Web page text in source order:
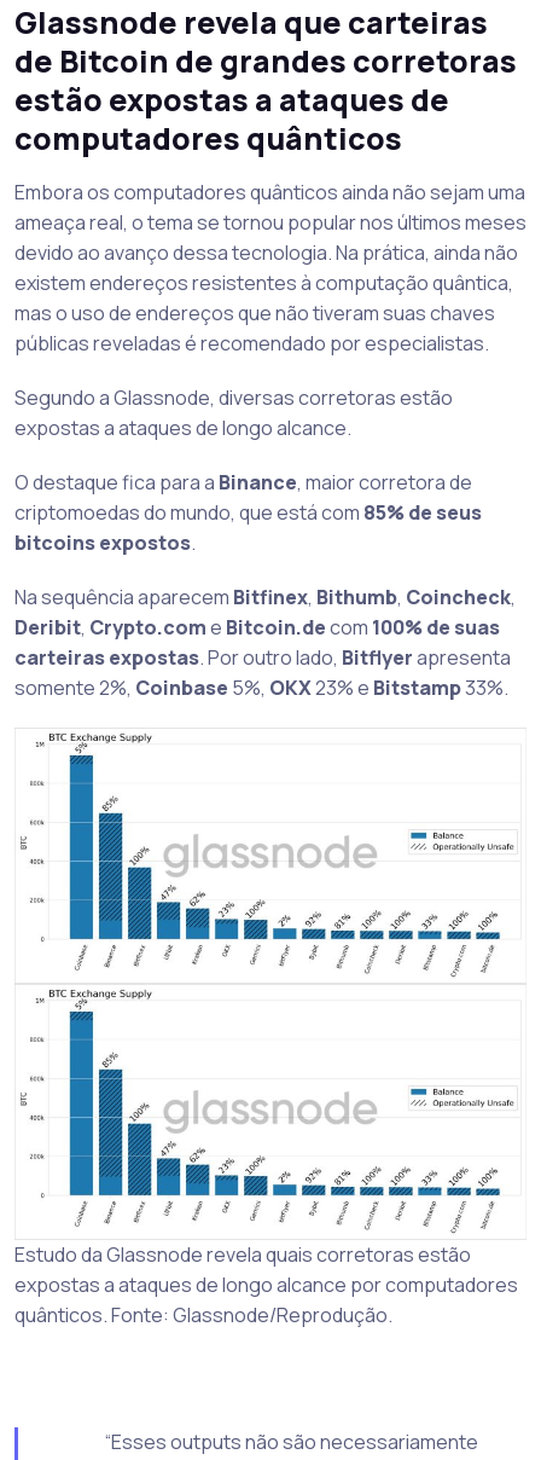
Glassnode revela que carteiras
de Bitcoin de grandes corretoras
estão expostas a ataques de
computadores quânticos
Embora os computadores quânticos ainda não sejam uma
ameaça real, o tema se tornou popular nos últimos meses
devido ao avanço dessa tecnologia. Na prática, ainda não
existem endereços resistentes à computação quântica,
mas o uso de endereços que não tiveram suas chaves
públicas reveladas é recomendado por especialistas.
Segundo a Glassnode, diversas corretoras estão
expostas a ataques de longo alcance.
O destaque fica para a Binance, maior corretora de
criptomoedas do mundo, que está com 85% de seus
bitcoins expostos.
Na sequência aparecem Bitfinex, Bithumb, Coincheck,
Deribit, Crypto.come Bitcoin.decom 100% de suas
carteiras expostas. Por outro lado, Bitflyerapresenta
somente 2%, Coinbase 5%, OKX23% e Bitstamp33%.
Estudo da Glassnode revela quais corretoras estão
expostas a ataques de longo alcance por computadores
quânticos. Fonte: Glassnode/Reprodução.
“Esses outputs não são necessariamente